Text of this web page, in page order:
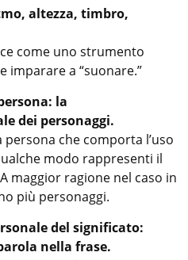
altezza, timbro,
come uno strumento
imparare a “suonare.”
la
dei personaggi.
che comporta l’uso
modo rappresenti il
maggior ragione nel caso in
più personaggi.
del significato:
nella frase.